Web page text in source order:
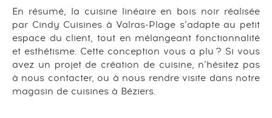
En résumé, la cuisine linéaire en bois noir réalisée
par Cindy Cuisines à Valras-Plage s’adapte au petit
espace du client, tout en mélangeant fonctionnalité
et esthétisme. Cette conception vous a plu ? Si vous
avez un projet de création de cuisine, n’hésitez pas
à nous contacter, ou à nous rendre visite dans notre
magasin de cuisines à Béziers.